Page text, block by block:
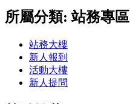
所屬分類: 站務專區
站務大樓
新人報到
活動大樓
新人提問